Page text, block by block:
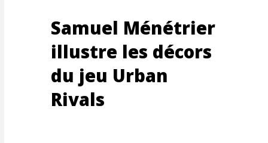
Samuel Ménétrier
illustre les décors
du jeu Urban
Rivals